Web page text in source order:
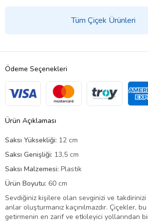
Tüm Çiçek Ürünleri
Ödeme Seçenekleri
Ürün Açıklaması
Saksı Yüksekliği: 12 cm
Saksı Genişliği: 13,5 cm
Saksı Malzemesi: Plastik
Ürün Boyutu: 60 cm
Sevdiğiniz kişilere olan sevginizi ve
anlar oluşturmanız kaçınılmazdır. Çiçekler,
getirmenin en zarif ve etkileyici yollarından